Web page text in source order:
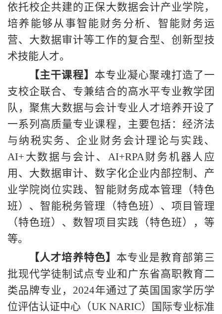
依托校企共建的正保大数据会计产业学院，
培养能够从事智能财务分析、智能财务运
营、大数据审计等工作的复合型、创新型技
术技能人才。
【主干课程】 本专业凝心聚魂打造了一
支校企联合、专兼结合的高水平专业教学团
队，聚焦大数据与会计专业人才培养开设了
一系列高质量专业课程，主要包括：经济法
与纳税实务、企业财务会计理论与实践、
AI+大数据与会计、AI+RPA财务机器人应
用、大数据审计、数字化企业内部控制、产
业学院岗位实践、智能财务成本管理 （特色
班） 、智能税务管理 （特色班） 、项目管理
（特色班） 、数智项目实践 （特色班）
，等
等。
【人才培养特色】 本专业是教育部第三
批现代学徒制试点专业和广东省高职教育二
类品牌专业， 2024年通过了英国国家学历学
位评估认证中心（UK NARIC）国际专业标准